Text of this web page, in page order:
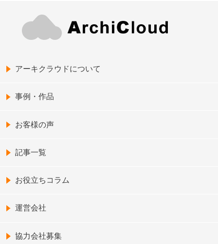
アーキクラウドについて
事例・作品
お客様の声
記事一覧
お役立ちコラム
運営会社
協力会社募集